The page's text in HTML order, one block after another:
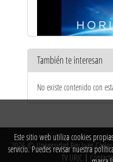
Jornadas proyectos
También te interesan
No existe contenido con
2026 © Universidad Rey Juan
TV URJC
Contacta
Este sitio web utiliza cookies
servicio. Puedes revisar nuestra